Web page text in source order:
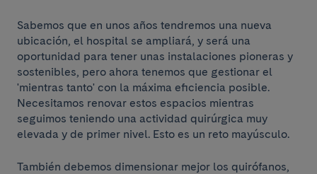
Sabemos que en unos años tendremos una nueva
ubicación, el hospital se ampliará, y será una
oportunidad para tener unas instalaciones pioneras y
sostenibles, pero ahora tenemos que gestionar el
'mientras tanto' con la máxima eficiencia posible.
Necesitamos renovar estos espacios mientras
seguimos teniendo una actividad quirúrgica muy
elevada y de primer nivel. Esto es un reto mayúsculo.
También debemos dimensionar mejor los quirófanos,